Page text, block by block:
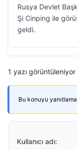
Rusya Devlet
Şi Cinping ile
geldi.
1 yazı
Bu konuyu
Kullanıcı adı: